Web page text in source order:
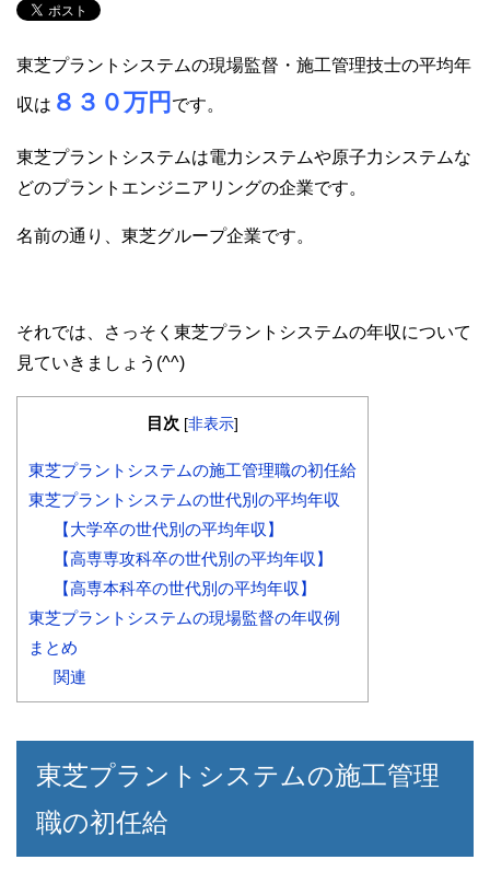
東芝プラントシステムの現場監督・施工管理技士の平均年
収は ８３０万円 です。
東芝プラントシステムは電力システムや原子力システムな
どのプラントエンジニアリングの企業です。
名前の通り、東芝グループ企業です。
それでは、さっそく東芝プラントシステムの年収について
見ていきましょう(^^)
目次 [非表示]
東芝プラントシステムの施工管理職の初任給
東芝プラントシステムの世代別の平均年収
【大学卒の世代別の平均年収】
【高専専攻科卒の世代別の平均年収】
【高専本科卒の世代別の平均年収】
東芝プラントシステムの現場監督の年収例
まとめ
関連
東芝プラントシステムの施工管理
職の初任給